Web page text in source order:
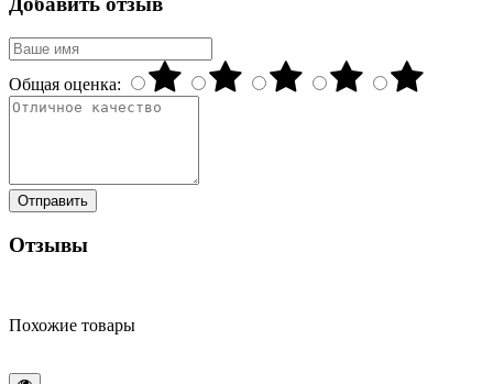
Общая оценка:
Отправить
Отзывы
Похожие товары